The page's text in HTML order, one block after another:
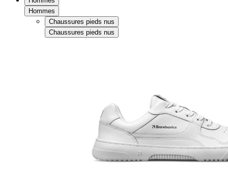
Hommes
Chaussures pieds nus
Chaussures pieds nus